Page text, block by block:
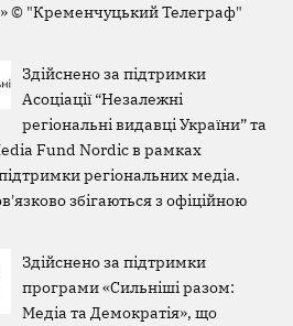
© "Кременчуцький Телеграф"
Здійснено за підтримки
Асоціації “Незалежні
регіональні видавці України” та
Fund Nordic в рамках
регіональних медіа.
збігаються з офіційною
Здійснено за підтримки
програми «Сильніші разом:
Медіа та Демократія», що